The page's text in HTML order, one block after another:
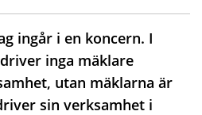
ingår i en koncern. I
inga mäklare
utan mäklarna är
sin verksamhet i